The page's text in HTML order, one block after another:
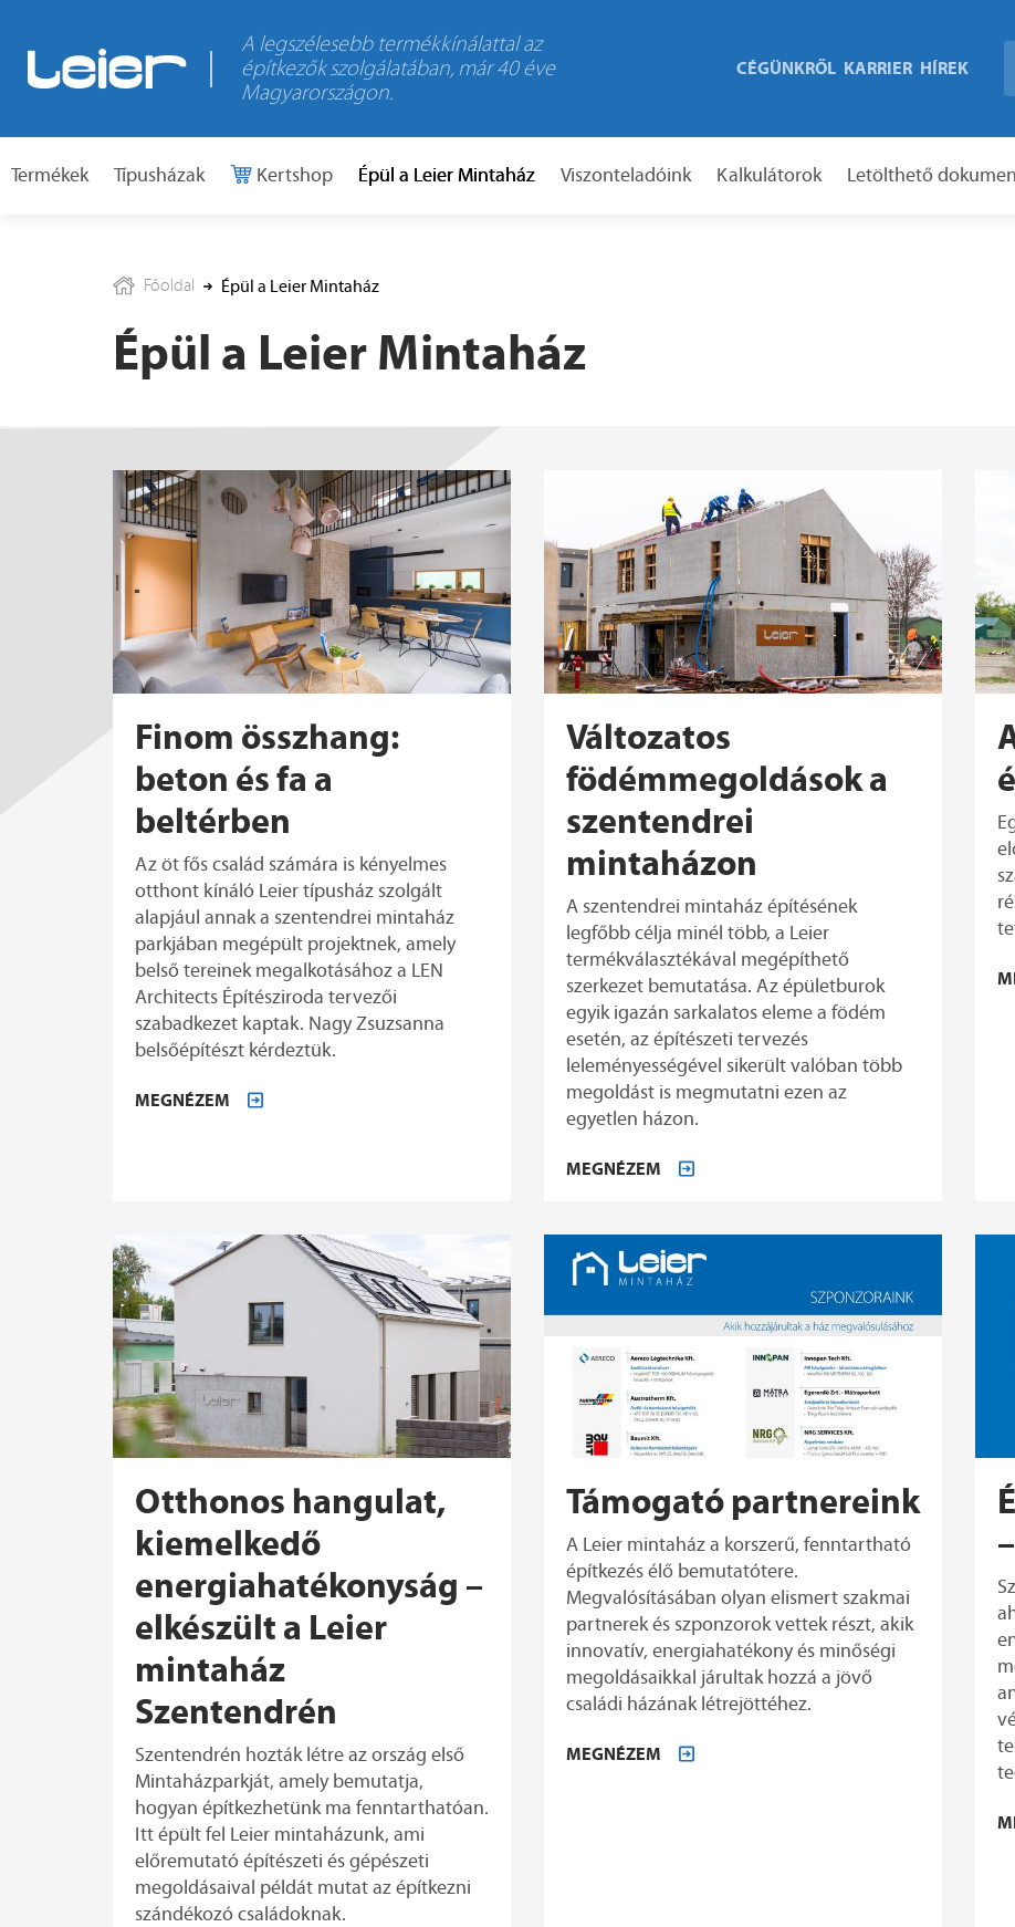
A legszélesebb termékkínálattal az
építkezők szolgálatában, már 40 éve
Magyarországon.
CÉGÜNKRŐL KARRIER HÍREK
Termékek Típusházak Kertshop Épül a Leier Mintaház Viszonteladóink Kalkulátorok Letölthető
Főoldal Épül a Leier Mintaház
Épül a Leier Mintaház
Finom összhang:
beton és fa a
beltérben
Az öt fős család számára is kényelmes
otthont kínáló Leier típusház szolgált
alapjául annak a szentendrei mintaház
parkjában megépült projektnek, amely
belső tereinek megalkotásához a LEN
Architects Építésziroda tervezői
szabadkezet kaptak. Nagy Zsuzsanna
belsőépítészt kérdeztük.
MEGNÉZEM
Változatos
födémmegoldások a
szentendrei
mintaházon
A szentendrei mintaház építésének
legfőbb célja minél több, a Leier
termékválasztékával megépíthető
szerkezet bemutatása. Az épületburok
egyik igazán sarkalatos eleme a födém
esetén, az építészeti tervezés
leleményességével sikerült valóban több
megoldást is megmutatni ezen az
egyetlen házon.
MEGNÉZEM
Otthonos hangulat,
kiemelkedő
energiahatékonyság –
elkészült a Leier
mintaház
Szentendrén
Szentendrén hozták létre az ország első
Mintaházparkját, amely bemutatja,
hogyan építkezhetünk ma fenntarthatóan.
Itt épült fel Leier mintaházunk, ami
előremutató építészeti és gépészeti
megoldásaival példát mutat az építkezni
szándékozó családoknak.
Támogató partnereink
A Leier mintaház a korszerű, fenntartható
építkezés élő bemutatótere.
Megvalósításában olyan elismert szakmai
partnerek és szponzorok vettek részt, akik
innovatív, energiahatékony és minőségi
megoldásaikkal járultak hozzá a jövő
családi házának létrejöttéhez.
MEGNÉZEM